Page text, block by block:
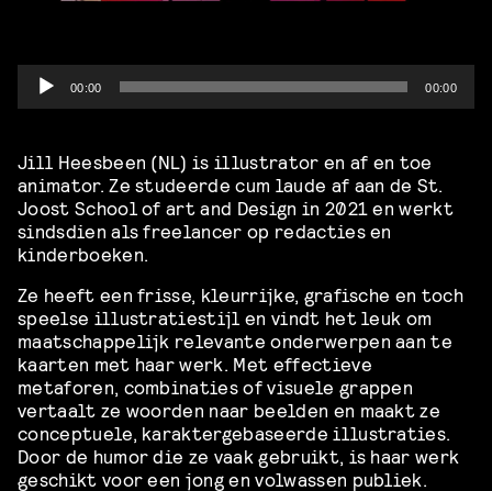
Audio
Player
00:00 00:00
Jill Heesbeen (NL) is illustrator en af en toe
animator. Ze studeerde cum laude af aan de St.
Joost School of art and Design in 2021 en werkt
sindsdien als freelancer op redacties en
kinderboeken.
Ze heeft een frisse, kleurrijke, grafische en toch
speelse illustratiestijl en vindt het leuk om
maatschappelijk relevante onderwerpen aan te
kaarten met haar werk. Met effectieve
metaforen, combinaties of visuele grappen
vertaalt ze woorden naar beelden en maakt ze
conceptuele, karaktergebaseerde illustraties.
Door de humor die ze vaak gebruikt, is haar werk
geschikt voor een jong en volwassen publiek.